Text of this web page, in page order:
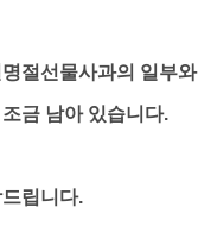
절선물사과의 일부와
금 남아 있습니다.
립니다.